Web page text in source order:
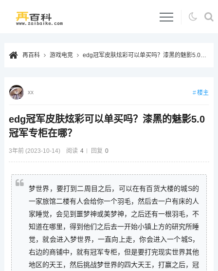
再百科 游戏电竞 edg冠军皮肤炫彩可以单买吗？漆黑的魅影5.0冠军专柜在哪？
edg冠军皮肤炫彩可以单买吗？漆黑的魅影5.0
冠军专柜在哪？
3年前 (2023-10-14) 阅读 4 回复 0
xx 楼主
梦世界，要打到二周目之后，可以在有百货大楼的城S的
一家旅馆二楼有人会给你一个羽毛，然后去一户有床的人
家睡觉，会见到噩梦神或美梦神，之后还有一根羽毛，不
知道在哪里，得到他们之后去一开始小镇上方的研究所睡
觉，就会进入梦世界，一直向上走，你会进入一个城S，
右边的商铺中，就有冠军专柜，但是要打完现实世界其他
地区的天王，然后挑战梦世界的四大天王，打赢之后，冠